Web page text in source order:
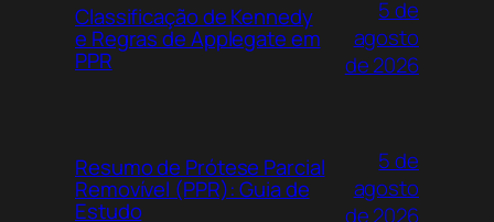
Classificação de Kennedy
e Regras de Applegate em
PPR
5 de
agosto
de 2026
Resumo de Prótese Parcial
Removível (PPR): Guia de
Estudo
5 de
agosto
de 2026